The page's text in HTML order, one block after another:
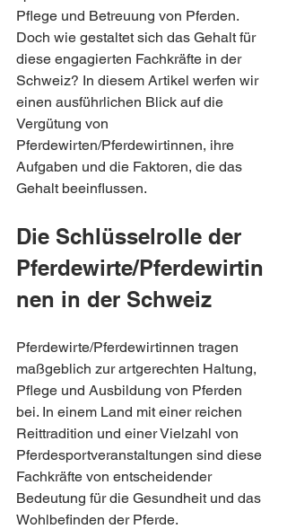
Pflege und Betreuung von Pferden.
Doch wie gestaltet sich das Gehalt für
diese engagierten Fachkräfte in der
Schweiz? In diesem Artikel werfen wir
einen ausführlichen Blick auf die
Vergütung von
Pferdewirten/Pferdewirtinnen, ihre
Aufgaben und die Faktoren, die das
Gehalt beeinflussen.
Die Schlüsselrolle der
Pferdewirte/Pferdewirtin
nen in der Schweiz
Pferdewirte/Pferdewirtinnen tragen
maßgeblich zur artgerechten Haltung,
Pflege und Ausbildung von Pferden
bei. In einem Land mit einer reichen
Reittradition und einer Vielzahl von
Pferdesportveranstaltungen sind diese
Fachkräfte von entscheidender
Bedeutung für die Gesundheit und das
Wohlbefinden der Pferde.